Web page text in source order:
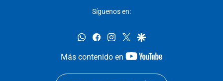
Síguenos en:
whatsappfacebookinstagram
twittergoogle
Más contenido en
youtube-